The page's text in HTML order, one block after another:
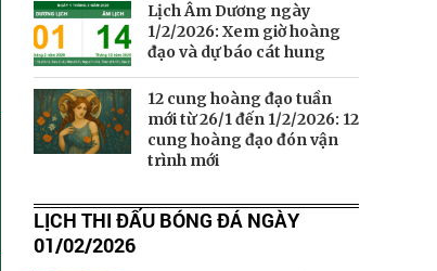
Lịch Âm Dương ngày
1/2/2026: Xem giờ hoàng
đạo và dự báo cát hung
12 cung hoàng đạo tuần
mới từ 26/1 đến 1/2/2026: 12
cung hoàng đạo đón vận
trình mới
LỊCH THI ĐẤU BÓNG ĐÁ NGÀY
01/02/2026